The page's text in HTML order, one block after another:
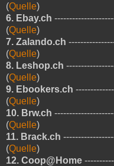
(Quelle)
6. Ebay.ch
(Quelle)
7. Zalando.ch
(Quelle)
8. Leshop.ch
(Quelle)
9. Ebookers.ch
(Quelle)
10. Brw.ch
(Quelle)
11. Brack.ch
(Quelle)
12. Coop@Home